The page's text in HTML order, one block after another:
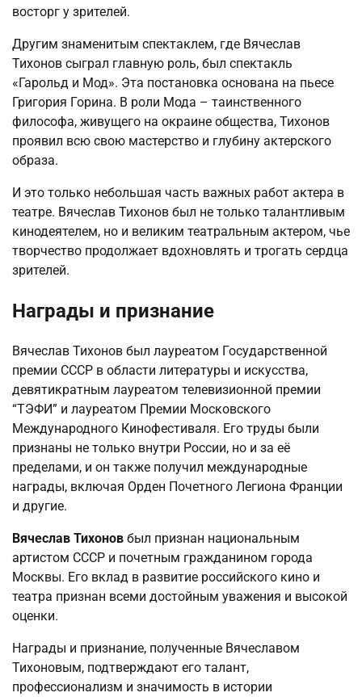
восторг у зрителей.
Другим знаменитым спектаклем, где Вячеслав
Тихонов сыграл главную роль, был спектакль
«Гарольд и Мод». Эта постановка основана на пьесе
Григория Горина. В роли Мода – таинственного
философа, живущего на окраине общества, Тихонов
проявил всю свою мастерство и глубину актерского
образа.
И это только небольшая часть важных работ актера в
театре. Вячеслав Тихонов был не только талантливым
кинодеятелем, но и великим театральным актером, чье
творчество продолжает вдохновлять и трогать сердца
зрителей.
Награды и признание
Вячеслав Тихонов был лауреатом Государственной
премии СССР в области литературы и искусства,
девятикратным лауреатом телевизионной премии
“ТЭФИ” и лауреатом Премии Московского
Международного Кинофестиваля. Его труды были
признаны не только внутри России, но и за её
пределами, и он также получил международные
награды, включая Орден Почетного Легиона Франции
и другие.
Вячеслав Тихонов был признан национальным
артистом СССР и почетным гражданином города
Москвы. Его вклад в развитие российского кино и
театра признан всеми достойным уважения и высокой
оценки.
Награды и признание, полученные Вячеславом
Тихоновым, подтверждают его талант,
профессионализм и значимость в истории